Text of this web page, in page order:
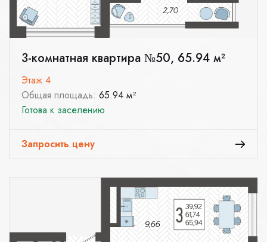
3-комнатная квартира №50, 65.94 м²
Этаж 4
Общая площадь: 65.94 м²
Готова к заселению
Запросить цену